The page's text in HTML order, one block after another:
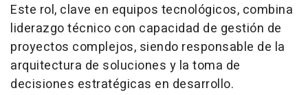
Este rol, clave en equipos tecnológicos, combina
liderazgo técnico con capacidad de gestión de
proyectos complejos, siendo responsable de la
arquitectura de soluciones y la toma de
decisiones estratégicas en desarrollo.